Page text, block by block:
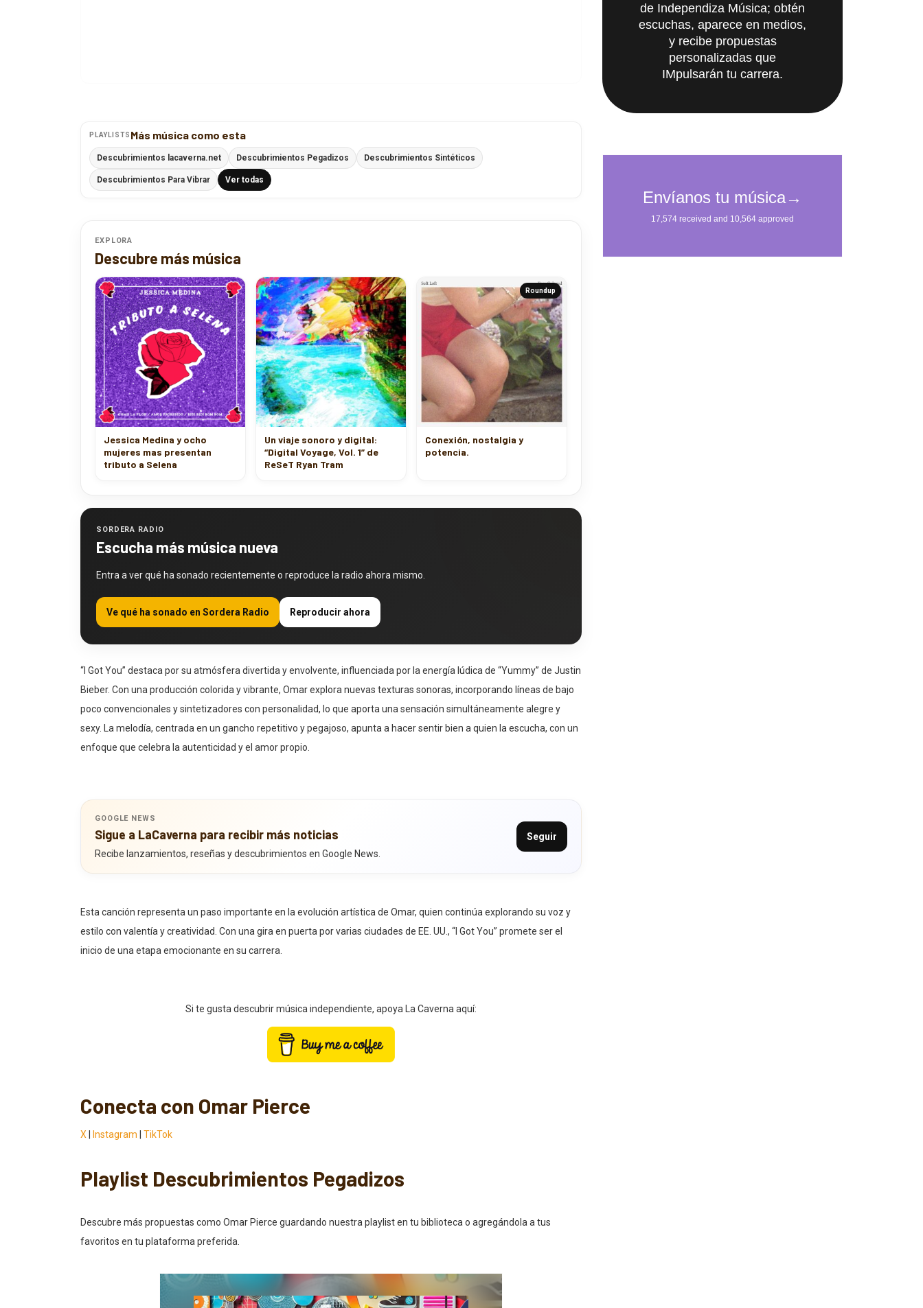
PLAYLISTS Más música como esta
Descubrimientos lacaverna.net Descubrimientos Pegadizos Descubrimientos Sintéticos
Descubrimientos Para Vibrar Ver todas
EXPLORA
Descubre más música
Jessica Medina y ocho
mujeres mas presentan
tributo a Selena
Un viaje sonoro y digital:
“Digital Voyage, Vol. 1” de
ReSeT Ryan Tram
Roundup
Conexión, nostalgia y
potencia.
SORDERA RADIO
Escucha más música nueva
Entra a ver qué ha sonado recientemente o reproduce la radio ahora mismo.
Ve qué ha sonado en Sordera Radio Reproducir ahora
“I Got You” destaca por su atmósfera divertida y envolvente, influenciada por la energía lúdica de “Yummy” de Justin
Bieber. Con una producción colorida y vibrante, Omar explora nuevas texturas sonoras, incorporando líneas de bajo
poco convencionales y sintetizadores con personalidad, lo que aporta una sensación simultáneamente alegre y
sexy. La melodía, centrada en un gancho repetitivo y pegajoso, apunta a hacer sentir bien a quien la escucha, con un
enfoque que celebra la autenticidad y el amor propio.
GOOGLE NEWS
Sigue a LaCaverna para recibir más noticias
Recibe lanzamientos, reseñas y descubrimientos en Google News.
Seguir
Esta canción representa un paso importante en la evolución artística de Omar, quien continúa explorando su voz y
estilo con valentía y creatividad. Con una gira en puerta por varias ciudades de EE. UU., “I Got You” promete ser el
inicio de una etapa emocionante en su carrera.
Si te gusta descubrir música independiente, apoya La Caverna aquí:
Conecta con Omar Pierce
X Instagram TikTok
Playlist Descubrimientos Pegadizos
Descubre más propuestas como Omar Pierce guardando nuestra playlist en tu biblioteca o agregándola a tus
favoritos en tu plataforma preferida.
de Independiza Música; obtén
escuchas, aparece en medios,
y recibe propuestas
personalizadas que
IMpulsarán tu carrera.